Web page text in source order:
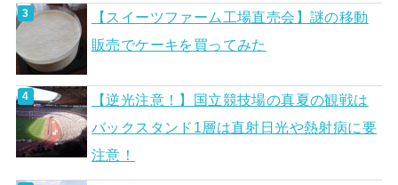
【スイーツファーム工場直売会】謎の移動
販売でケーキを買ってみた
【逆光注意！】国立競技場の真夏の観戦は
バックスタンド1層は直射日光や熱射病に要
注意！